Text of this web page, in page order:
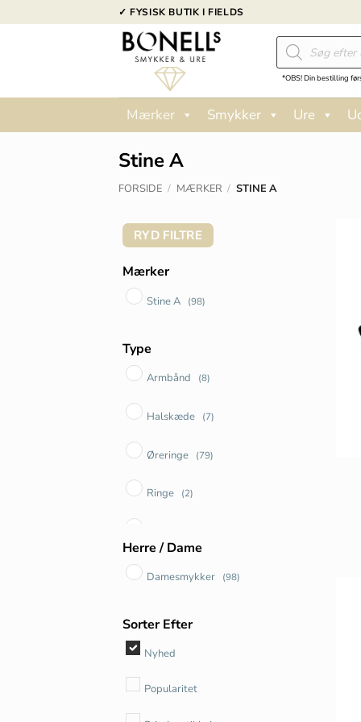
til
✓ FYSISK BUTIK I FIELDS
Products
search
*OBS! Din bestilling
Mærker Smykker Ure
Stine A
FORSIDE / MÆRKER / STINE A
RYD FILTRE
Mærker
Stine A (98)
Type
Armbånd (8)
Halskæde (7)
Øreringe (79)
Ringe (2)
Herre / Dame
Damesmykker (98)
Sorter Efter
Nyhed
Popularitet